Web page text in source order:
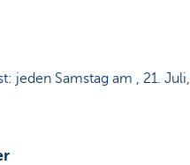
jeden Samstag am , 21. Juli,